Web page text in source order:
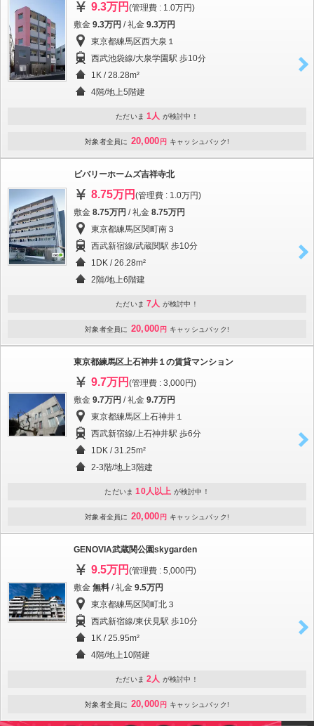
9.3万円 (管理費 : 1.0万円)
敷金 9.3万円 / 礼金 9.3万円
東京都練馬区西大泉１
西武池袋線/大泉学園駅 歩10分
1K / 28.28m²
4階/地上5階建
ただいま 1人 が検討中！
対象者全員に 20,000 円 キャッシュバック!
ビバリーホームズ吉祥寺北
8.75万円 (管理費 : 1.0万円)
敷金 8.75万円 / 礼金 8.75万円
東京都練馬区関町南３
西武新宿線/武蔵関駅 歩10分
1DK / 26.28m²
2階/地上6階建
ただいま 7人 が検討中！
対象者全員に 20,000 円 キャッシュバック!
東京都練馬区上石神井１の賃貸マンション
9.7万円 (管理費 : 3,000円)
敷金 9.7万円 / 礼金 9.7万円
東京都練馬区上石神井１
西武新宿線/上石神井駅 歩6分
1DK / 31.25m²
2-3階/地上3階建
ただいま 10人以上 が検討中！
対象者全員に 20,000 円 キャッシュバック!
GENOVIA武蔵関公園skygarden
9.5万円 (管理費 : 5,000円)
敷金 無料 / 礼金 9.5万円
東京都練馬区関町北３
西武新宿線/東伏見駅 歩10分
1K / 25.95m²
4階/地上10階建
ただいま 2人 が検討中！
対象者全員に 20,000 円 キャッシュバック!